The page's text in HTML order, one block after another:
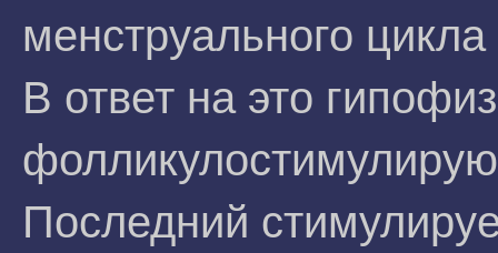
менструального
В ответ на это
Последний